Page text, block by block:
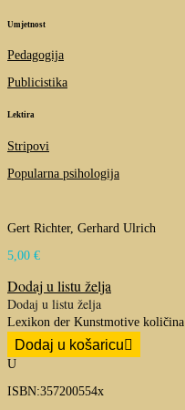
Umjetnost
Pedagogija
Publicistika
Lektira
Stripovi
Popularna psihologija
Gert Richter, Gerhard Ulrich
5,00 €
Dodaj u listu želja
Dodaj u listu želja
Lexikon der Kunstmotive količina
Dodaj u košaricu
U
ISBN:357200554x